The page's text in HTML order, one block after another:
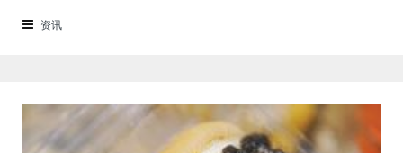
件官方公布!面馆投资知岳骨汤面实在品牌! 2018知岳骨汤面项目加盟条
资讯